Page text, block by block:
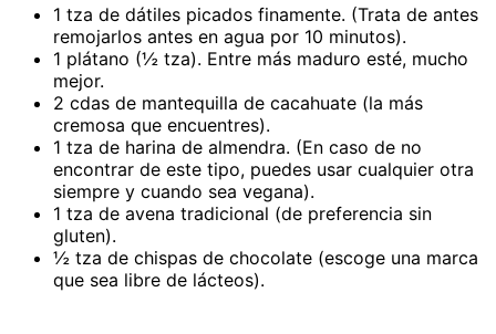
1 tza de dátiles picados finamente. (Trata de antes
remojarlos antes en agua por 10 minutos).
1 plátano (½ tza). Entre más maduro esté, mucho
mejor.
2 cdas de mantequilla de cacahuate (la más
cremosa que encuentres).
1 tza de harina de almendra. (En caso de no
encontrar de este tipo, puedes usar cualquier otra
siempre y cuando sea vegana).
1 tza de avena tradicional (de preferencia sin
gluten).
½ tza de chispas de chocolate (escoge una marca
que sea libre de lácteos).